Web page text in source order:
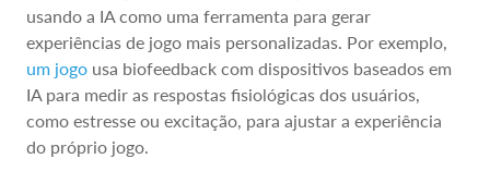
usando a IA como uma ferramenta para gerar
experiências de jogo mais personalizadas. Por exemplo,
um jogo usa biofeedback com dispositivos baseados em
IA para medir as respostas fisiológicas dos usuários,
como estresse ou excitação, para ajustar a experiência
do próprio jogo.